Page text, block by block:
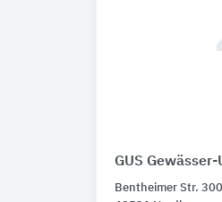
GUS
Bentheimer Str. 300